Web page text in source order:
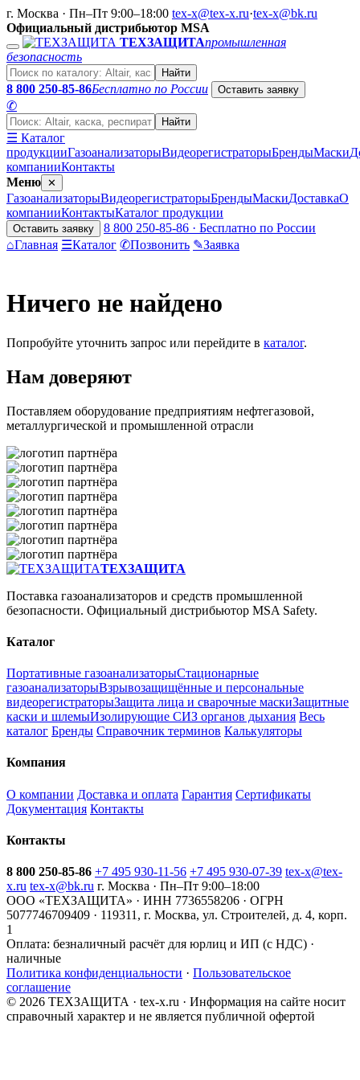
г. Москва · Пн–Пт 9:00–18:00 tex-x@tex-x.ru·tex-x@bk.ru
Официальный дистрибьютор MSA
ТЕХЗАЩИТАпромышленная
безопасность
Найти
8 800 250-85-86Бесплатно по России Оставить заявку
✆
Найти
☰ Каталог
продукцииГазоанализаторыВидеорегистраторыБрендыМаски
компанииКонтакты
Меню ✕
ГазоанализаторыВидеорегистраторыБрендыМаскиДоставкаО
компанииКонтактыКаталог продукции
Оставить заявку
8 800 250-85-86 · Бесплатно по России
⌂Главная ☰Каталог ✆Позвонить ✎Заявка
Ничего не найдено
Попробуйте уточнить запрос или перейдите в каталог.
Нам доверяют
Поставляем оборудование предприятиям нефтегазовой,
металлургической и промышленной отрасли
ТЕХЗАЩИТА
Поставка газоанализаторов и средств промышленной
безопасности. Официальный дистрибьютор MSA Safety.
Каталог
Портативные газоанализаторыСтационарные
газоанализаторыВзрывозащищённые и персональные
видеорегистраторыЗащита лица и сварочные маскиЗащитные
каски и шлемыИзолирующие СИЗ органов дыхания Весь
каталог Бренды Справочник терминов Калькуляторы
Компания
О компании Доставка и оплата Гарантия Сертификаты
Документация Контакты
Контакты
8 800 250-85-86 +7 495 930-11-56 +7 495 930-07-39 tex-x@tex-
x.ru tex-x@bk.ru г. Москва · Пн–Пт 9:00–18:00
ООО «ТЕХЗАЩИТА» · ИНН 7736558206 · ОГРН
5077746709409 · 119311, г. Москва, ул. Строителей, д. 4, корп.
1
Оплата: безналичный расчёт для юрлиц и ИП (с НДС) ·
наличные
Политика конфиденциальности · Пользовательское
соглашение
© 2026 ТЕХЗАЩИТА · tex-x.ru · Информация на сайте носит
справочный характер и не является публичной офертой